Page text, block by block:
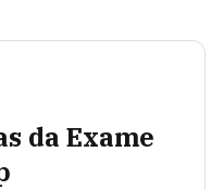
da Exame